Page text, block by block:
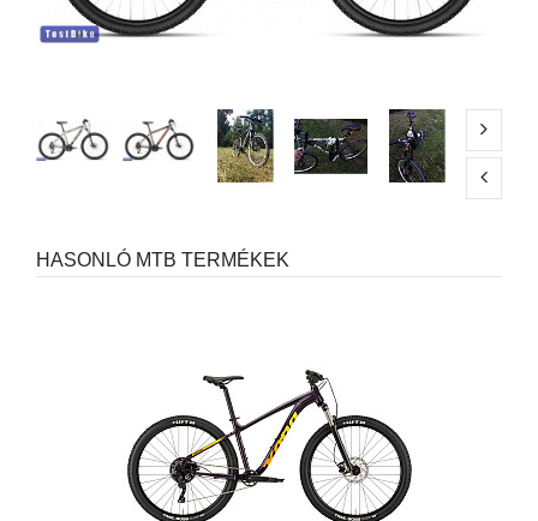
HASONLÓ MTB TERMÉKEK